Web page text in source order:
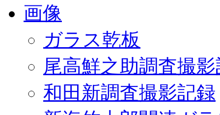
画像
ガラス乾板
尾高鮮之助調査撮
和田新調査撮影記録